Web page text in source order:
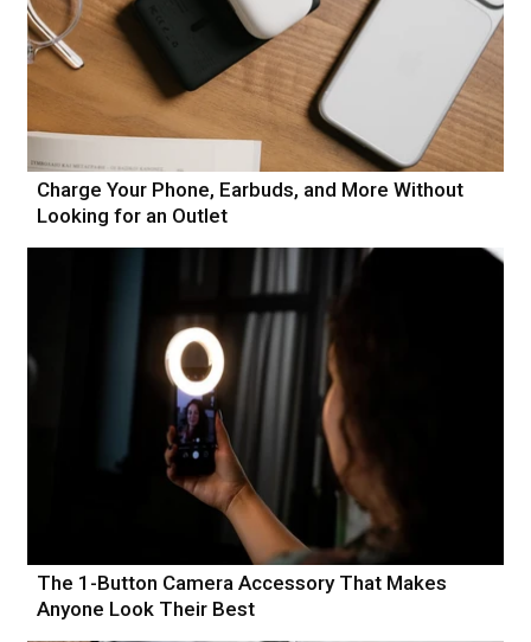
Charge Your Phone, Earbuds, and More Without
Looking for an Outlet
The 1-Button Camera Accessory That Makes
Anyone Look Their Best